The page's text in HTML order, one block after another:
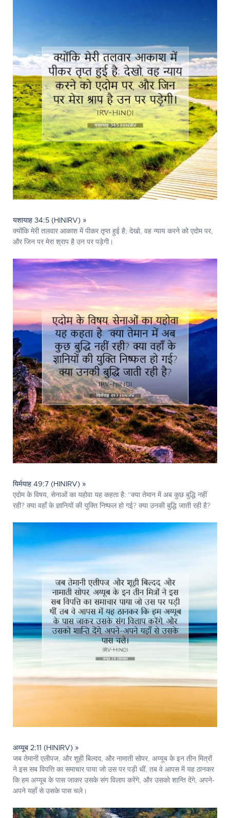
यशायाह 34:5 (HINIRV) »
क्योंकि मेरी तलवार आकाश में पीकर तृप्त हुई है; देखो, वह न्याय करने को एदोम पर,
और जिन पर मेरा श्राप है उन पर पड़ेगी।
यिर्मयाह 49:7 (HINIRV) »
एदोम के विषय, सेनाओं का यहोवा यह कहता है: “क्या तेमान में अब कुछ बुद्धि नहीं
रही? क्या वहाँ के ज्ञानियों की युक्ति निष्फल हो गई? क्या उनकी बुद्धि जाती रही है?
अय्यूब 2:11 (HINIRV) »
जब तेमानी एलीपज, और शूही बिल्दद, और नामाती सोपर, अय्यूब के इन तीन मित्रों
ने इस सब विपत्ति का समाचार पाया जो उस पर पड़ी थीं, तब वे आपस में यह ठानकर
कि हम अय्यूब के पास जाकर उसके संग विलाप करेंगे, और उसको शान्ति देंगे, अपने-
अपने यहाँ से उसके पास चले।